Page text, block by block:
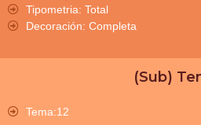
Tipometria: Total
Decoración: Completa
(Sub)
Tema:12